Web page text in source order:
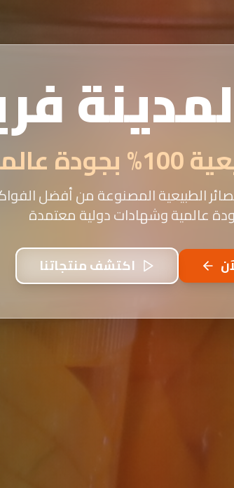
عالمية
الطبيعية المصنوعة من أفضل
عالمية وشهادات دولية معتمدة
اكتشف منتجاتنا